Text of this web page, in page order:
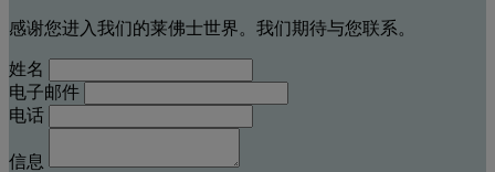
感谢您进入我们的莱佛士世界。我们期待与您联系。
姓名
电子邮件
电话
信息